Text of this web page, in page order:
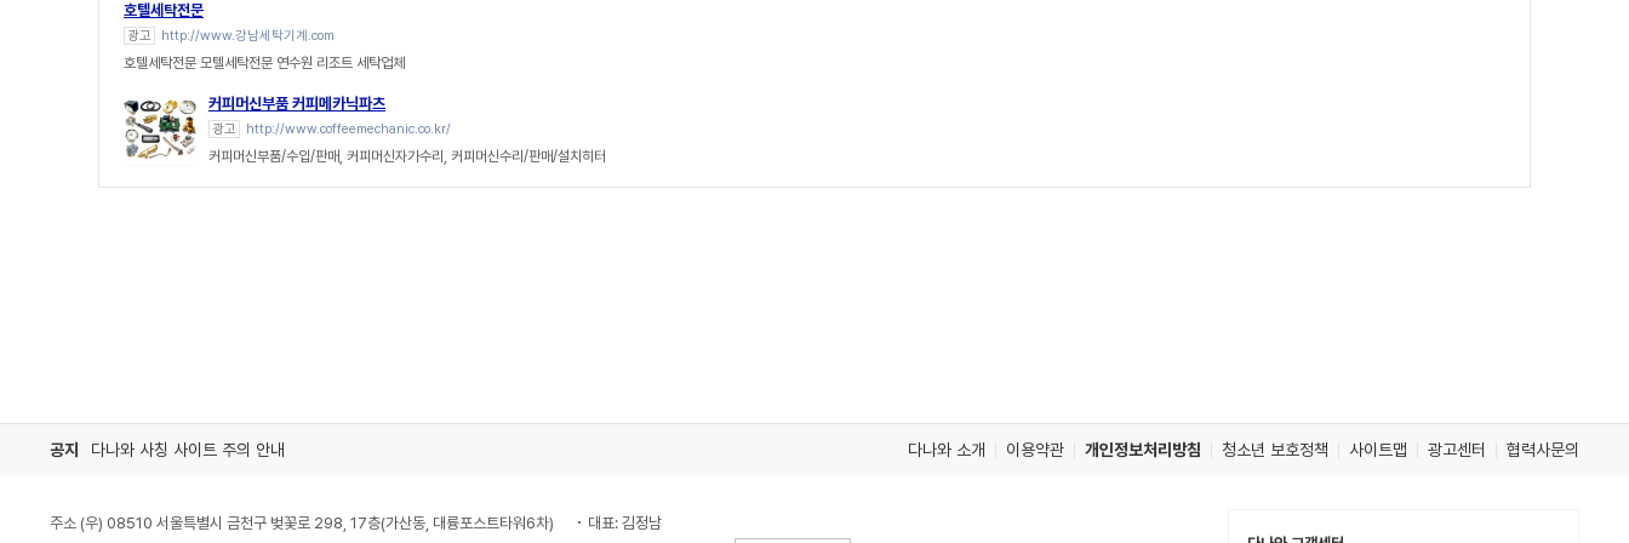
호텔세탁전문
광고 http://www.강남세탁기계.com
호텔세탁전문 모텔세탁전문 연수원 리조트 세탁업체
커피머신부품 커피메카닉파츠
광고 http://www.coffeemechanic.co.kr/
커피머신부품/수입/판매, 커피머신자가수리, 커피머신수리/판매/설치히터
공지 다나와 사칭 사이트 주의 안내 다나와 소개 이용약관 개인정보처리방침 청소년 보호정책 사이트맵 광고센터 협력사문의
주소 (우) 08510 서울특별시 금천구 벚꽃로 298, 17층(가산동, 대륭포스트타워6차)
대표: 김정남